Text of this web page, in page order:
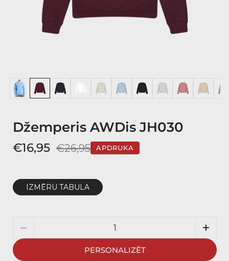
Džemperis AWDis JH030
€16,95 €26,95 APDRUKA
IZMĒRU TABULA
PERSONALIZĒT